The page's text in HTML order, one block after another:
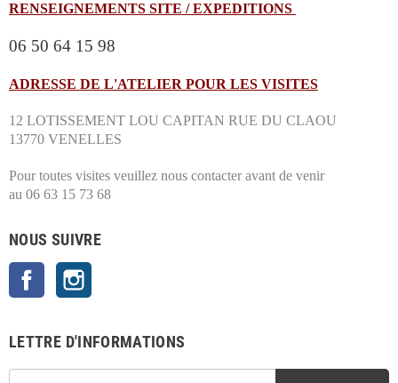
RENSEIGNEMENTS SITE / EXPEDITIONS
06 50 64 15 98
ADRESSE DE L'ATELIER POUR LES VISITES
12 LOTISSEMENT LOU CAPITAN RUE DU CLAOU
13770 VENELLES
Pour toutes visites veuillez nous contacter avant de venir
au 06 63 15 73 68
NOUS SUIVRE
Facebook
LETTRE D'INFORMATIONS